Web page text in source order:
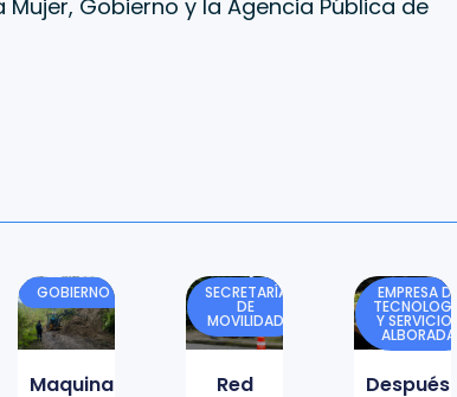
Gobierno y la Agencia Pública de
GOBIERNO
Maquinaria
SECRETARÍA
DE
MOVILIDAD
Red
EMPRESA DE
TECNOLOGÍA
Y SERVICIOS
ALBORADA
Después